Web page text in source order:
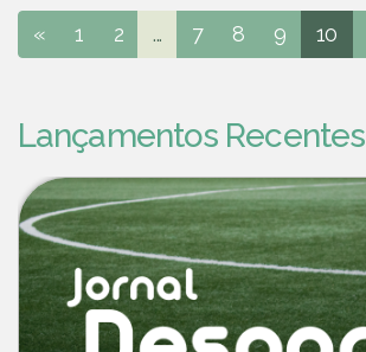
« 1 2 ... 7 8 9 10
Lançamentos Recentes